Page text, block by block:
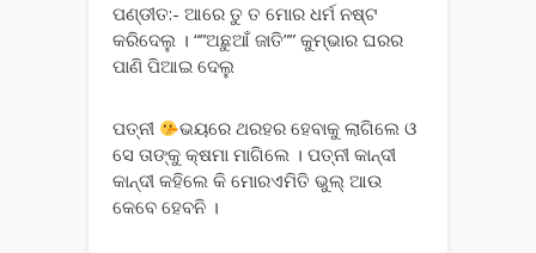
ପଣ୍ଡୀତ:- ଆରେ ତୁ ତ ମୋର ଧର୍ମ ନଷ୍ଟ
କରିଦେଲୁ । “”ଅଛୁଆଁ ଜାତି”” କୁମ୍ଭାର ଘରର
ପାଣି ପିଆଇ ଦେଲୁ
ପତ୍ନୀ
ଭୟରେ ଥରହର ହେବାକୁ ଲାଗିଲେ ଓ
ସେ ତାଙ୍କୁ କ୍ଷମା ମାଗିଲେ । ପତ୍ନୀ କାନ୍ଦୀ
କାନ୍ଦୀ କହିଲେ କି ମୋରଏମିତି ଭୁଲ୍ ଆଉ
କେବେ ହେବନି ।